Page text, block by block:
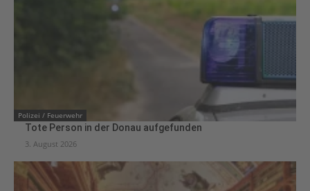
Polizei / Feuerwehr
Tote Person in der Donau aufgefunden
3. August 2026